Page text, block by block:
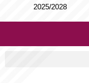
2025/2028